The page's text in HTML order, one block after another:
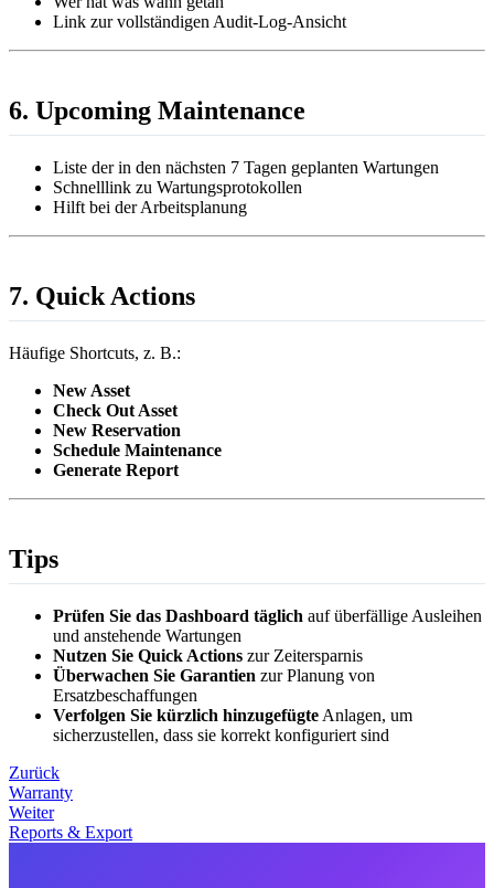
Link zur vollständigen Audit-Log-Ansicht
6. Upcoming Maintenance
Liste der in den nächsten 7 Tagen geplanten Wartungen
Schnelllink zu Wartungsprotokollen
Hilft bei der Arbeitsplanung
7. Quick Actions
Häufige Shortcuts, z. B.:
New Asset
Check Out Asset
New Reservation
Schedule Maintenance
Generate Report
Tips
Prüfen Sie das Dashboard täglich auf überfällige Ausleihen
und anstehende Wartungen
Nutzen Sie Quick Actions zur Zeitersparnis
Überwachen Sie Garantien zur Planung von
Ersatzbeschaffungen
Verfolgen Sie kürzlich hinzugefügte Anlagen, um
sicherzustellen, dass sie korrekt konfiguriert sind
Zurück
Warranty
Weiter
Reports & Export